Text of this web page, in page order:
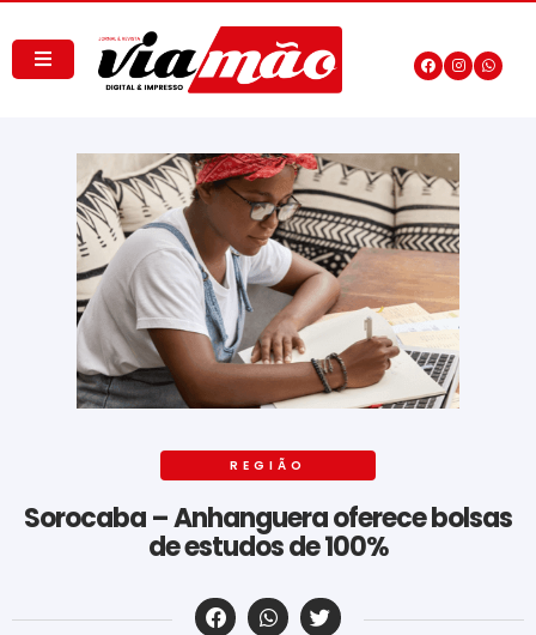
REGIÃO
Sorocaba – Anhanguera oferece bolsas
de estudos de 100%
‎ ‎ ‎ ‎ ‎ ‎ ‎ ‎ ‎ ‎ ‎ ‎ ‎ ‎ ‎ ‎ ‎ ‎ ‎ ‎ ‎ ‎ ‎ ‎ ‎ ‎ ‎ ‎ ‎ ‎ ‎